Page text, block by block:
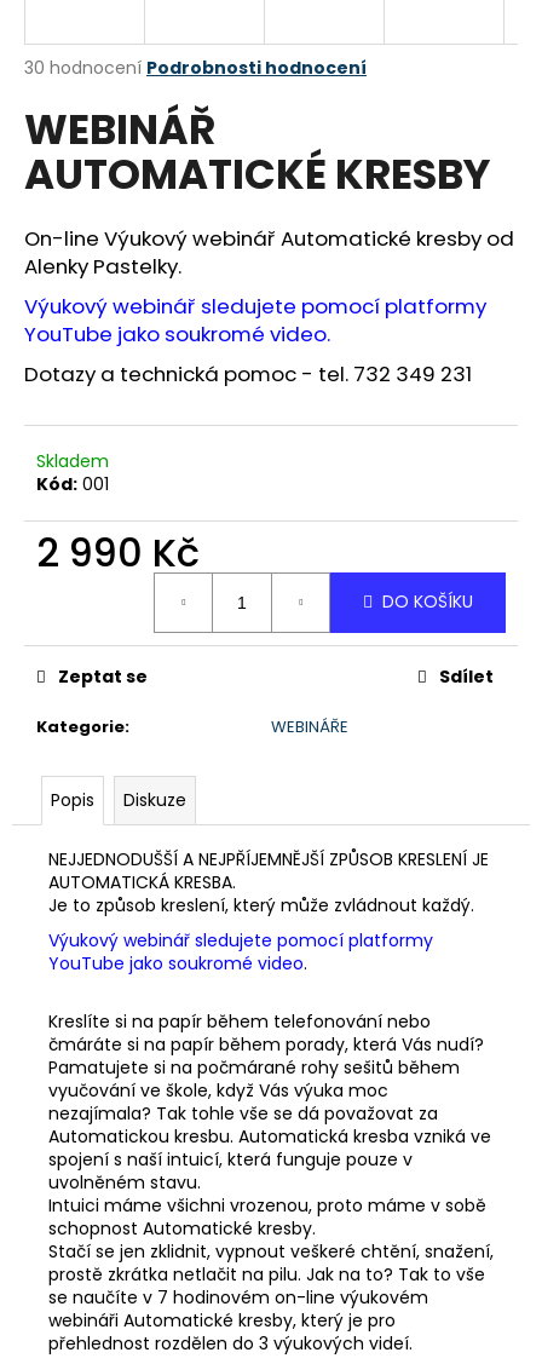
Průměrné
produktu
je
3,3
z
hvězdiček.
30 hodnocení Podrobnosti hodnocení
WEBINÁŘ
AUTOMATICKÉ KRESBY
On-line Výukový webinář Automatické kresby od
Alenky Pastelky.
Výukový webinář sledujete pomocí platformy
YouTube jako soukromé video.
Dotazy a technická pomoc - tel. 732 349 231
Skladem
Kód: 001
2 990 Kč
DO KOŠÍKU
Kategorie: WEBINÁŘE
Zeptat se Sdílet
Popis Diskuze
NEJJEDNODUŠŠÍ A NEJPŘÍJEMNĚJŠÍ ZPŮSOB KRESLENÍ JE
AUTOMATICKÁ KRESBA.
Je to způsob kreslení, který může zvládnout každý.
Výukový webinář sledujete pomocí platformy
YouTube jako soukromé video.
Kreslíte si na papír během telefonování nebo
čmáráte si na papír během porady, která Vás nudí?
Pamatujete si na počmárané rohy sešitů během
vyučování ve škole, když Vás výuka moc
nezajímala? Tak tohle vše se dá považovat za
Automatickou kresbu. Automatická kresba vzniká ve
spojení s naší intuicí, která funguje pouze v
uvolněném stavu.
Intuici máme všichni vrozenou, proto máme v sobě
schopnost Automatické kresby.
Stačí se jen zklidnit, vypnout veškeré chtění, snažení,
prostě zkrátka netlačit na pilu. Jak na to? Tak to vše
se naučíte v 7 hodinovém on-line výukovém
webináři Automatické kresby, který je pro
přehlednost rozdělen do 3 výukových videí.
j
t
?
D
o
u
u
m
e
RŮŽE
OBRAZ
990
Kč